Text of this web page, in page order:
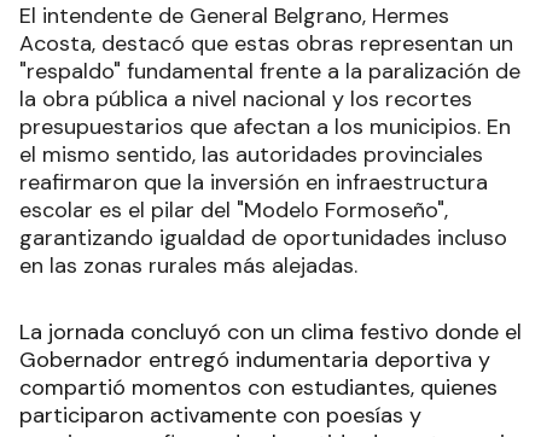
El intendente de General Belgrano, Hermes
Acosta, destacó que estas obras representan un
"respaldo" fundamental frente a la paralización de
la obra pública a nivel nacional y los recortes
presupuestarios que afectan a los municipios. En
el mismo sentido, las autoridades provinciales
reafirmaron que la inversión en infraestructura
escolar es el pilar del "Modelo Formoseño",
garantizando igualdad de oportunidades incluso
en las zonas rurales más alejadas.
La jornada concluyó con un clima festivo donde el
Gobernador entregó indumentaria deportiva y
compartió momentos con estudiantes, quienes
participaron activamente con poesías y